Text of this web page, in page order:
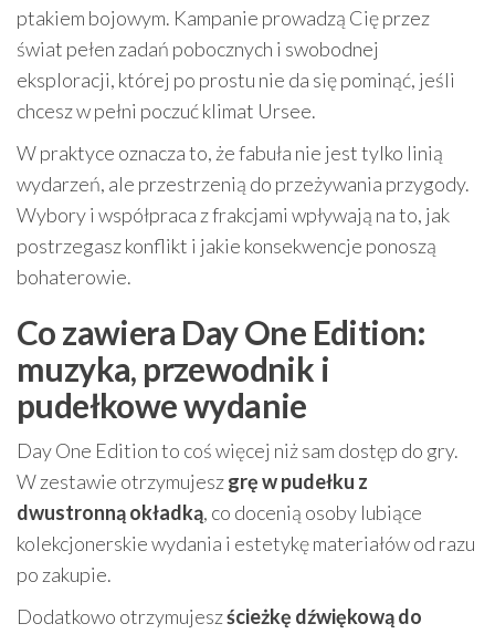
ptakiem bojowym. Kampanie prowadzą Cię przez
świat pełen zadań pobocznych i swobodnej
eksploracji, której po prostu nie da się pominąć, jeśli
chcesz w pełni poczuć klimat Ursee.
W praktyce oznacza to, że fabuła nie jest tylko linią
wydarzeń, ale przestrzenią do przeżywania przygody.
Wybory i współpraca z frakcjami wpływają na to, jak
postrzegasz konflikt i jakie konsekwencje ponoszą
bohaterowie.
Co zawiera Day One Edition:
muzyka, przewodnik i
pudełkowe wydanie
Day One Edition to coś więcej niż sam dostęp do gry.
W zestawie otrzymujeszgrę w pudełku z
dwustronną okładką, co docenią osoby lubiące
kolekcjonerskie wydania i estetykę materiałów od razu
po zakupie.
Dodatkowo otrzymujeszścieżkę dźwiękową do